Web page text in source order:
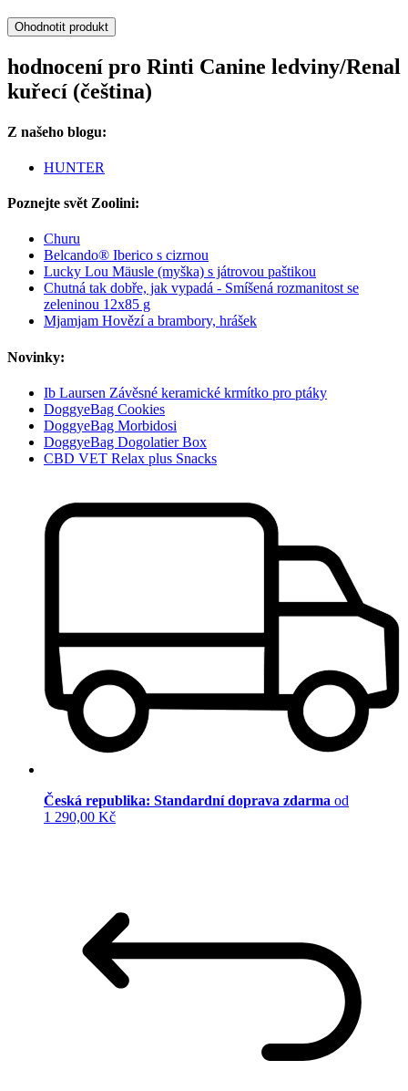
Ohodnotit produkt
hodnocení pro Rinti Canine ledviny/Renal
kuřecí (čeština)
Z našeho blogu:
HUNTER
Poznejte svět Zoolini:
Churu
Belcando® Iberico s cizrnou
Lucky Lou Mäusle (myška) s játrovou paštikou
Chutná tak dobře, jak vypadá - Smíšená rozmanitost se
zeleninou 12x85 g
Mjamjam Hovězí a brambory, hrášek
Novinky:
Ib Laursen Závěsné keramické krmítko pro ptáky
DoggyeBag Cookies
DoggyeBag Morbidosi
DoggyeBag Dogolatier Box
CBD VET Relax plus Snacks
Česká republika: Standardní doprava zdarma od
1 290,00 Kč